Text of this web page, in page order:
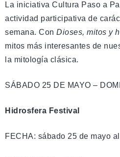
La iniciativa Cultura Paso a
actividad participativa de
semana. Con Dioses, mitos y
mitos más interesantes de
la mitología clásica.
SÁBADO 25 DE MAYO –
Hidrosfera Festival
FECHA: sábado 25 de mayo